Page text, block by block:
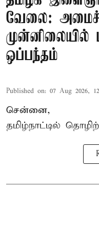
வேலை:
முன்னிலையில்
ஒப்பந்தம்
Published on: 07 Aug 2026,
சென்னை,
தமிழ்நாட்டில்